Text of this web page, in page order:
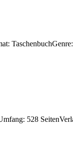
528